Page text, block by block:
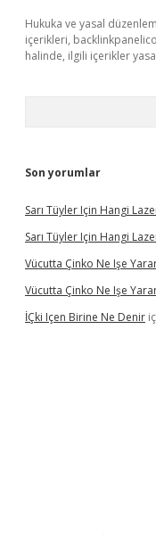
Hukuka ve yasal
içerikleri,
halinde, ilgili içerikler
Son yorumlar
Sarı Tüyler Için Hangi
Sarı Tüyler Için Hangi
Vücutta Çinko Ne Işe
Vücutta Çinko Ne Işe
İÇki Içen Birine Ne Denir